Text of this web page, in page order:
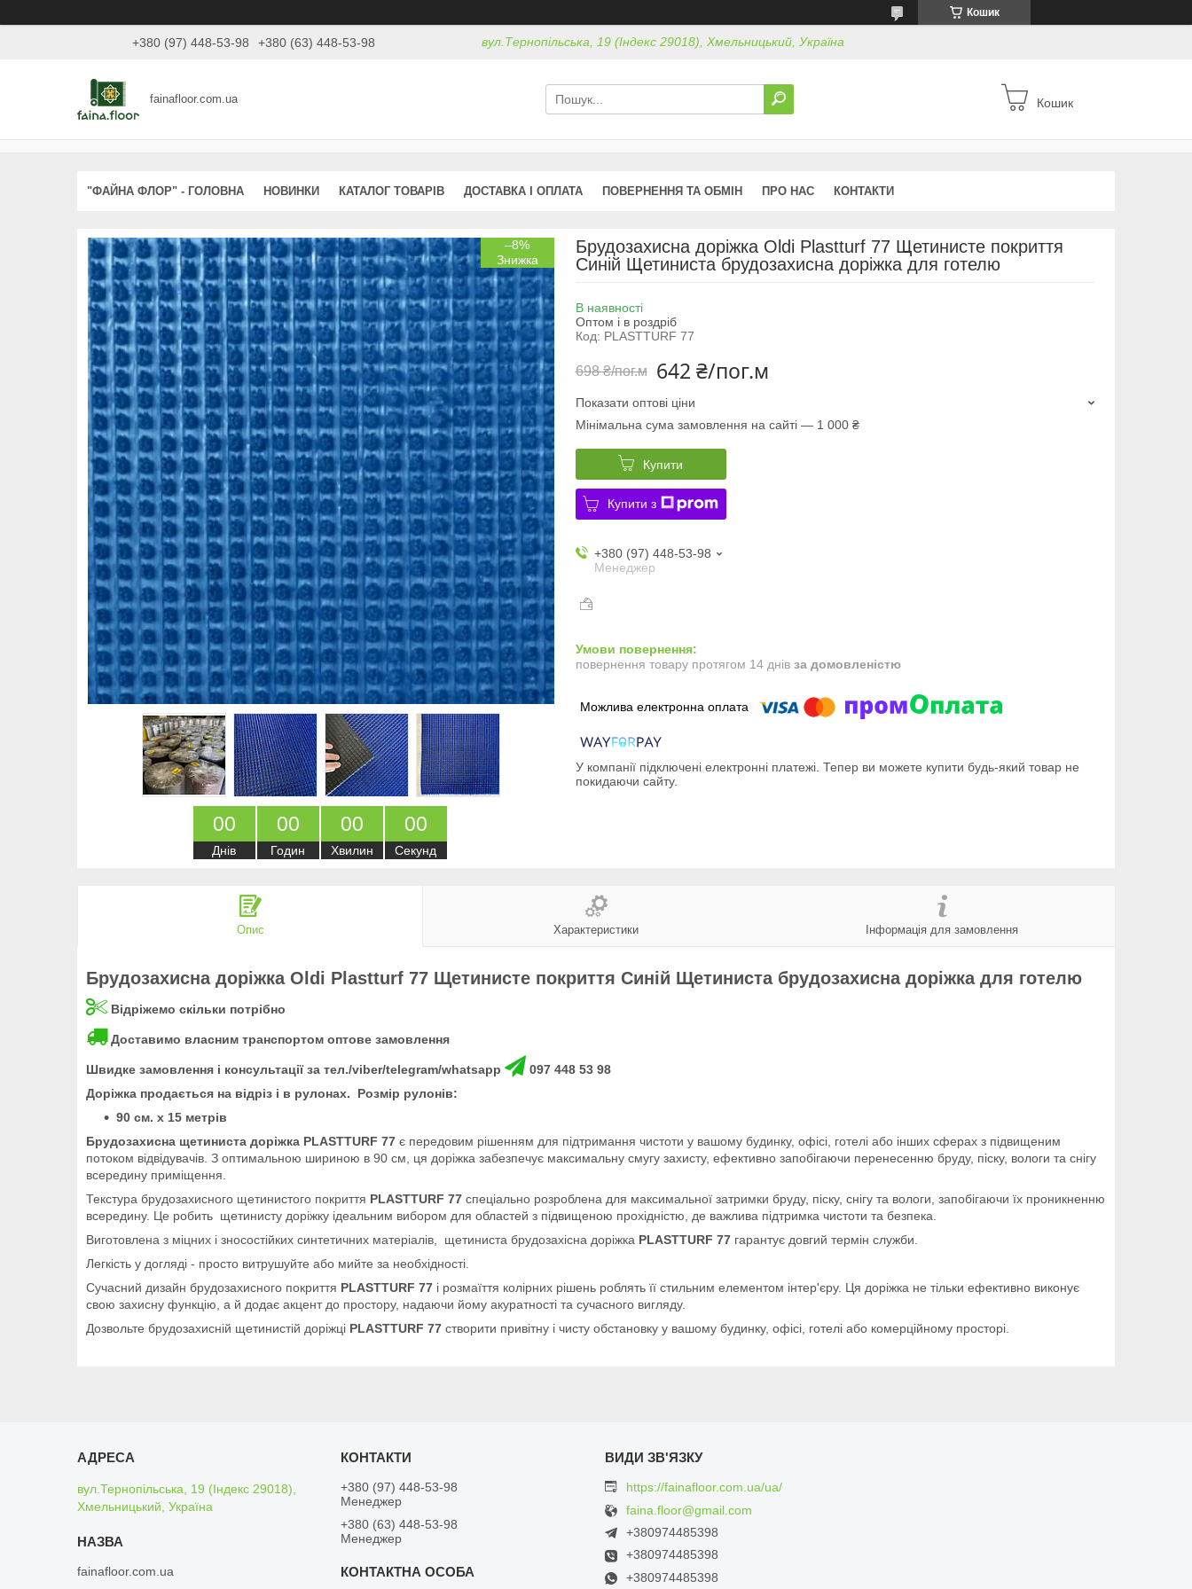
Кошик
+380 (97) 448-53-98 +380 (63) 448-53-98 вул.Тернопільська, 19 (Індекс 29018), Хмельницький, Україна
fainafloor.com.ua Кошик
"ФАЙНА ФЛОР" - ГОЛОВНА НОВИНКИ КАТАЛОГ ТОВАРІВ ДОСТАВКА І ОПЛАТА ПОВЕРНЕННЯ ТА ОБМІН ПРО НАС КОНТАКТИ
–8%
00
Днів
00
Годин
00
Хвилин
00
Секунд
Брудозахисна доріжка Oldi Plastturf 77 Щетинисте покриття
Синій Щетиниста брудозахисна доріжка для готелю
В наявності
Оптом і в роздріб
Код: PLASTTURF 77
698 ₴/пог.м 642 ₴/пог.м
Показати оптові ціни
Мінімальна сума замовлення на сайті — 1 000 ₴
Купити
Купити з
+380 (97) 448-53-98
Менеджер
повернення товару протягом 14 днів за домовленістю
У компанії підключені електронні платежі. Тепер ви можете купити будь-який товар не
покидаючи сайту.
Опис Характеристики Інформація для замовлення
Брудозахисна доріжка Oldi Plastturf 77 Щетинисте покриття Синій Щетиниста брудозахисна доріжка для готелю
Відріжемо скільки потрібно
Доставимо власним транспортом оптове замовлення
Швидке замовлення і консультації за тел./viber/telegram/whatsapp
097 448 53 98
Доріжка продається на відріз і в рулонах. Розмір рулонів:
90 см. х 15 метрів
Брудозахисна щетиниста доріжка PLASTTURF 77 є передовим рішенням для підтримання чистоти у вашому будинку, офісі, готелі або інших сферах з підвищеним
потоком відвідувачів. З оптимальною шириною в 90 см, ця доріжка забезпечує максимальну смугу захисту, ефективно запобігаючи перенесенню бруду, піску, вологи та снігу
всередину приміщення.
Текстура брудозахисного щетинистого покриття PLASTTURF 77 спеціально розроблена для максимальної затримки бруду, піску, снігу та вологи, запобігаючи їх проникненню
всередину. Це робить щетинисту доріжку ідеальним вибором для областей з підвищеною прохідністю, де важлива підтримка чистоти та безпека.
Виготовлена з міцних і зносостійких синтетичних матеріалів, щетиниста брудозахісна доріжка PLASTTURF 77 гарантує довгий термін служби.
Легкість у догляді - просто витрушуйте або мийте за необхідності.
Сучасний дизайн брудозахисного покриття PLASTTURF 77 і розмаїття колірних рішень роблять її стильним елементом інтер'єру. Ця доріжка не тільки ефективно виконує
свою захисну функцію, а й додає акцент до простору, надаючи йому акуратності та сучасного вигляду.
Дозвольте брудозахисній щетинистій доріжці PLASTTURF 77 створити привітну і чисту обстановку у вашому будинку, офісі, готелі або комерційному просторі.
вул.Тернопільська, 19 (Індекс 29018),
Хмельницький, Україна
fainafloor.com.ua
+380 (97) 448-53-98
Менеджер
+380 (63) 448-53-98
Менеджер
https://fainafloor.com.ua/ua/
faina.floor@gmail.com
+380974485398
+380974485398
+380974485398